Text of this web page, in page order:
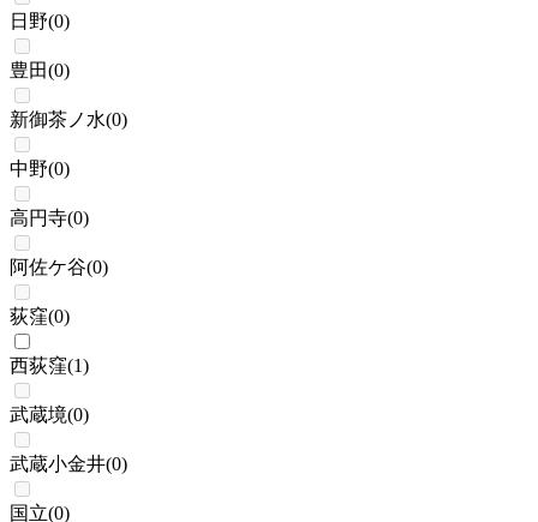
日野(0)
豊田(0)
新御茶ノ水(0)
中野(0)
高円寺(0)
阿佐ケ谷(0)
荻窪(0)
西荻窪(1)
武蔵境(0)
武蔵小金井(0)
国立(0)